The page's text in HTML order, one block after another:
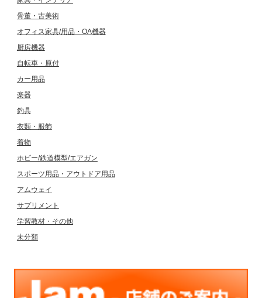
骨董・古美術
オフィス家具/用品・OA機器
厨房機器
自転車・原付
カー用品
楽器
釣具
衣類・服飾
着物
ホビー/鉄道模型/エアガン
スポーツ用品・アウトドア用品
アムウェイ
サプリメント
学習教材・その他
未分類